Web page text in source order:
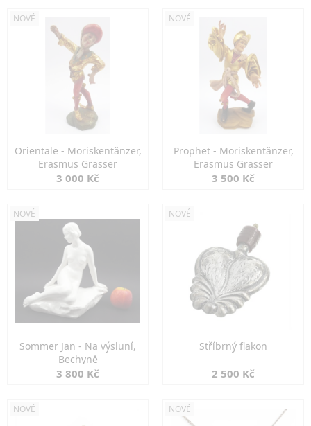
NOVÉ
Orientale - Moriskentänzer,
Erasmus Grasser
3 000 Kč
NOVÉ
Prophet - Moriskentänzer,
Erasmus Grasser
3 500 Kč
NOVÉ
Sommer Jan - Na výsluní,
Bechyně
3 800 Kč
NOVÉ
Stříbrný flakon
2 500 Kč
NOVÉ NOVÉ